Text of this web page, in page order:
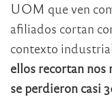
UOM que ven
afiliados cortan
contexto
ellos recortan nos
se perdieron casi